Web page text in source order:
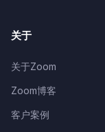
关于
关于Zoom
Zoom博客
客户案例